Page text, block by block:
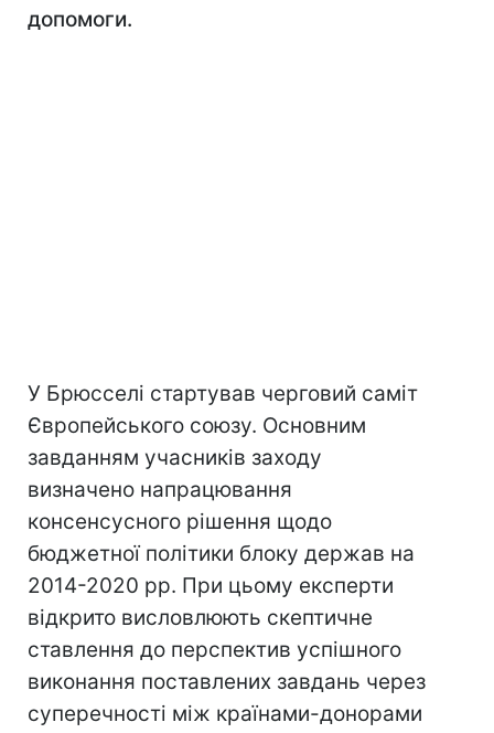
допомоги.
У Брюсселі стартував черговий саміт
Європейського союзу. Основним
завданням учасників заходу
визначено напрацювання
консенсусного рішення щодо
бюджетної політики блоку держав на
2014-2020 рр. При цьому експерти
відкрито висловлюють скептичне
ставлення до перспектив успішного
виконання поставлених завдань через
суперечності між країнами-донорами